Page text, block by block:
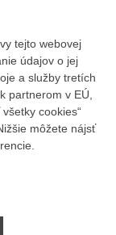
tejto webovej
údajov o jej
a služby tretích
partnerom v EÚ,
cookies“
môžete nájsť